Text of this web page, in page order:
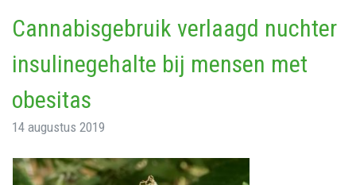
Cannabisgebruik verlaagd nuchter
insulinegehalte bij mensen met
obesitas
14 augustus 2019